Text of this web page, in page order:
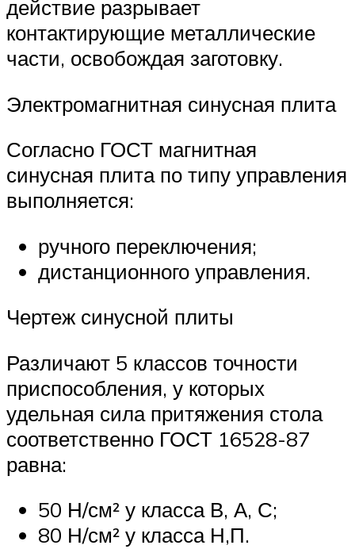
действие разрывает
контактирующие металлические
части, освобождая заготовку.
Электромагнитная синусная плита
Согласно ГОСТ магнитная
синусная плита по типу управления
выполняется:
ручного переключения;
дистанционного управления.
Чертеж синусной плиты
Различают 5 классов точности
приспособления, у которых
удельная сила притяжения стола
соответственно ГОСТ 16528-87
равна:
50 Н/см² у класса В, А, С;
80 Н/см² у класса Н,П.